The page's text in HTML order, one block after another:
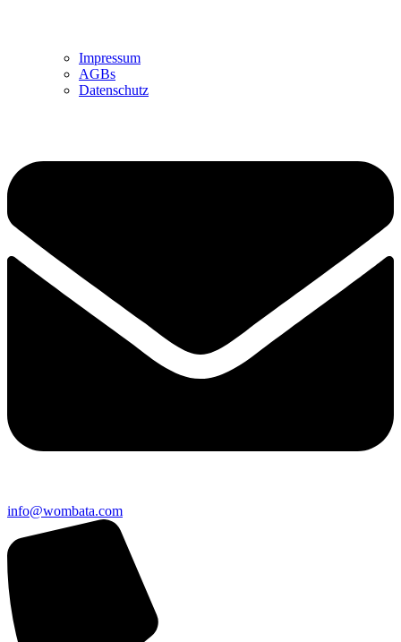
Impressum
AGBs
Datenschutz
info@wombata.com